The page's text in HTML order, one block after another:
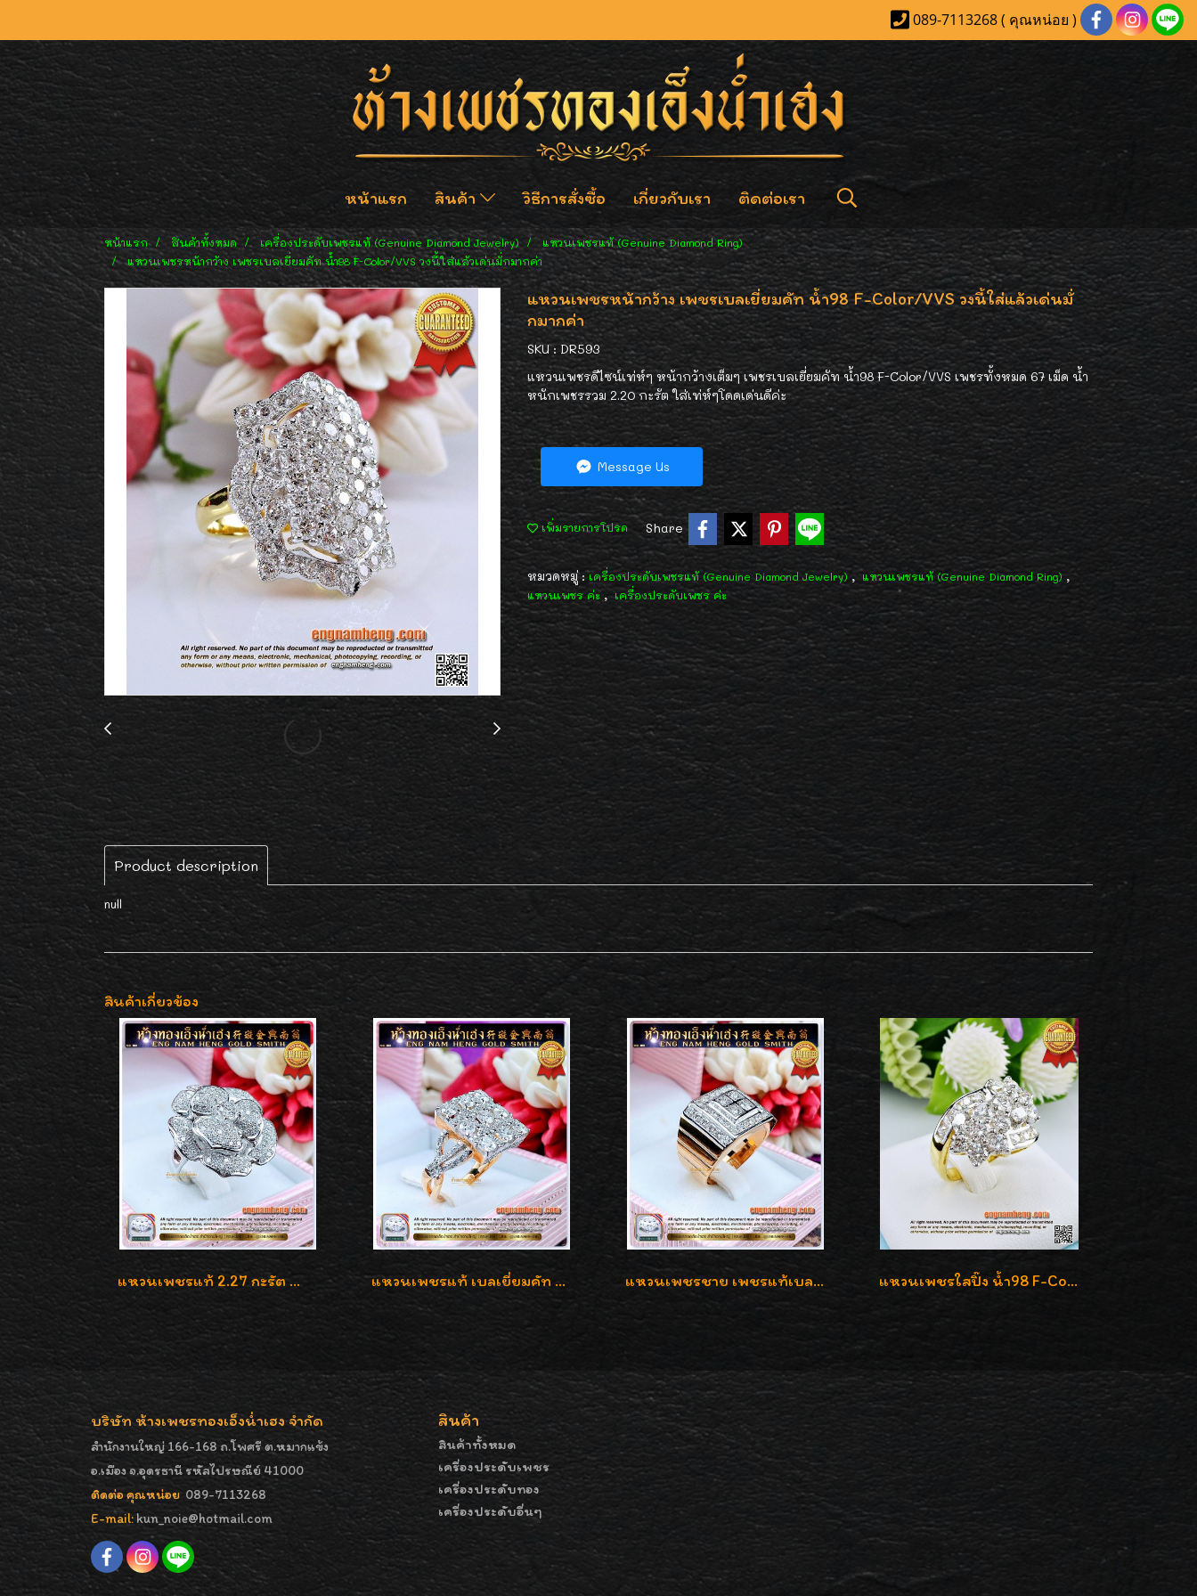
089-7113268 ( คุณหน่อย )
หน้าแรก สินค้า วิธีการสั่งซื้อ เกี่ยวกับเรา ติดต่อเรา
หน้าแรก สินค้าทั้งหมด เครื่องประดับเพชรแท้ (Genuine Diamond Jewelry)
แหวนเพชรแท้ (Genuine Diamond Ring)
แหวนเพชรหน้ากว้าง เพชรเบลเยี่ยมคัท น้ำ98 F-Color/VVS วงนี้ใส่แล้วเด่นมั่กมากค่า
แหวนเพชรหน้ากว้าง เพชรเบลเยี่ยมคัท น้ำ98 F-Color/VVS วงนี้ใส่แล้วเด่นมั่
กมากค่า
SKU : DR593
แหวนเพชรดีไซน์เท่ห์ๆ หน้ากว้างเต็มๆ เพชรเบลเยี่ยมคัท น้ำ98 F-Color/VVS เพชรทั้งหมด 67 เม็ด น้ำ
หนักเพชรรวม 2.20 กะรัต ใส่เท่ห์ๆโดดเด่นดีค่ะ
Message Us
เพิ่มรายการโปรด Share
หมวดหมู่ :เครื่องประดับเพชรแท้ (Genuine Diamond Jewelry) , แหวนเพชรแท้ (Genuine Diamond Ring) ,
แหวนเพชร ค่ะ , เครื่องประดับเพชร ค่ะ
Product description
null
สินค้าเกี่ยวข้อง
แหวนเพชรแท้ 2.27 กะรัต น้ำ 100% เบลเยี่ยมคัท ลวดลายดอกกุหลาบหรู แหวนเพชรแท้ เบลเยี่ยมคัท 2.39 กะรัต น้ำ 98 F-Color/VVS ดีไซน์หน้ากว้างหรูเต็มนิ้ว แหวนเพชรชาย เพชรแท้เบลเยี่ยมคัท น้ำ100% D-Color/VVS 2.46 กะรัต แหวนเพชรใสปิ๊ง น้ำ98 F-Color/VVS1 น้ำหนักเพชรรวม 2.56 กะรัต ใส่เต็มนิ้วเพชรเป็นน้ำเป็นเนื้อสวยมากๆค่ะ
บริษัท ห้างเพชรทองเอ็งน่ำเฮง จำกัด
สำนักงานใหญ่ 166-168 ถ.โพศรี ต.หมากแข้ง
อ.เมือง จ.อุดรธานี รหัสไปรษณีย์ 41000
ติดต่อ คุณหน่อย 089-7113268
E-mail:kun_noie@hotmail.com
สินค้า
สินค้าทั้งหมด
เครื่องประดับเพชร
เครื่องประดับทอง
เครื่องประดับอื่นๆ